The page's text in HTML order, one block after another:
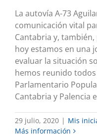
La autovía A-73
comunicación vital
Cantabria y, también,
hoy estamos en una
evaluar la situación
hemos reunido
Parlamentario
Cantabria y Palencia
29 julio, 2020 | Mis
Más información